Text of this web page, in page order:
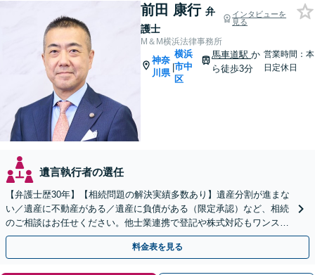
前田 康行 弁
護士
インタビューを
見る
M＆M横浜法律事務所
神奈
川県
|
横浜
市中
区
馬車道駅か
ら徒歩3分
営業時間：本
日定休日
遺言執行者の選任
【弁護士歴30年】【相続問題の解決実績多数あり】遺産分割が進まな
い／遺産に不動産がある／遺産に負債がある（限定承認）など、相続
のご相談はお任せください。他士業連携で登記や株式対応もワンスト
ップ対応します【土日祝対応可】【関内4分】
料金表を見る